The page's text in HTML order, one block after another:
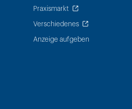
Praxismarkt
Verschiedenes
Anzeige aufgeben